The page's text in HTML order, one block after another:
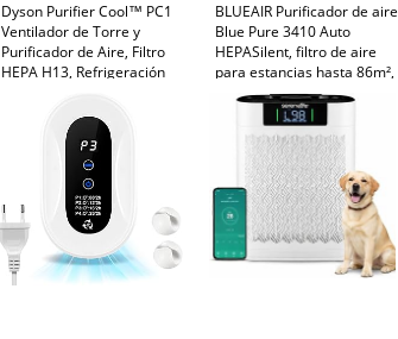
Dyson Purifier Cool™ PC1
Ventilador de Torre y
Purificador de Aire, Filtro
HEPA H13, Refrigeración
Mando, Sin Aspas,
Oscilación 350°, Blanco
BLUEAIR Purificador de aire
Blue Pure 3410 Auto
HEPASilent, filtro de aire
para estancias hasta 86m²,
gris